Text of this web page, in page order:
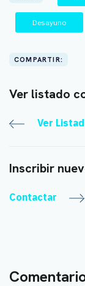
Desayuno
COMPARTIR:
Ver listado
Ver
Inscribir
Contactar